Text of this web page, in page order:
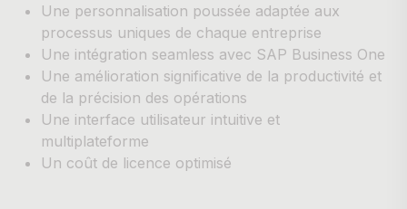
Une personnalisation poussée adaptée aux
processus uniques de chaque entreprise
Une intégration seamless avec SAP Business One
Une amélioration significative de la productivité et
de la précision des opérations
Une interface utilisateur intuitive et
multiplateforme
Un coût de licence optimisé